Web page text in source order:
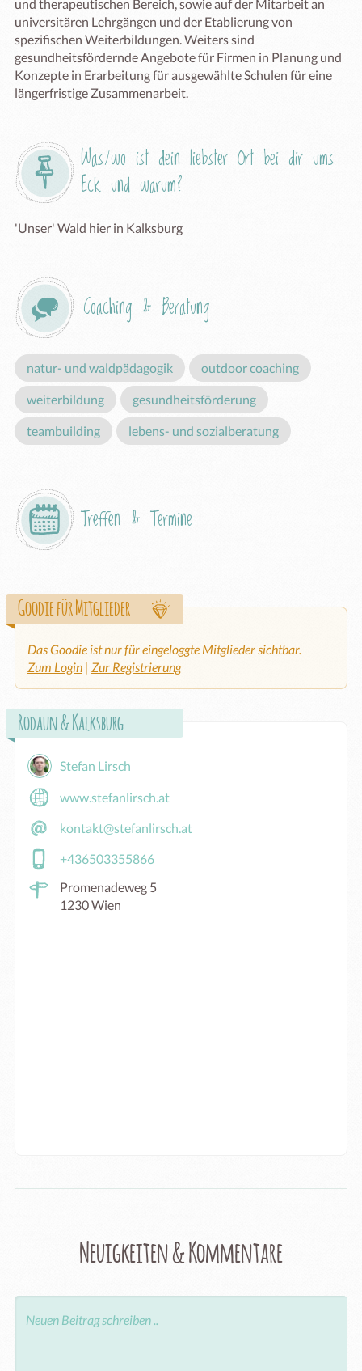
und therapeutischen Bereich, sowie auf der Mitarbeit an
universitären Lehrgängen und der Etablierung von
spezifischen Weiterbildungen. Weiters sind
gesundheitsfördernde Angebote für Firmen in Planung und
Konzepte in Erarbeitung für ausgewählte Schulen für eine
längerfristige Zusammenarbeit.
Was/wo ist dein liebster Ort bei dir ums
Eck und warum?
'Unser' Wald hier in Kalksburg
Coaching & Beratung
natur- und waldpädagogik outdoor coaching
weiterbildung gesundheitsförderung
teambuilding lebens- und sozialberatung
Treffen & Termine
Goodie für Mitglieder
Das Goodie ist nur für eingeloggte Mitglieder sichtbar.
Zum Login | Zur Registrierung
Rodaun & Kalksburg
Stefan Lirsch
www.stefanlirsch.at
kontakt@stefanlirsch.at
+436503355866
Promenadeweg 5
1230 Wien
Neuigkeiten & Kommentare